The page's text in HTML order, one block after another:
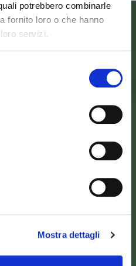
potrebbero combinarle
fornito loro o che hanno
servizi.
Mostra dettagli